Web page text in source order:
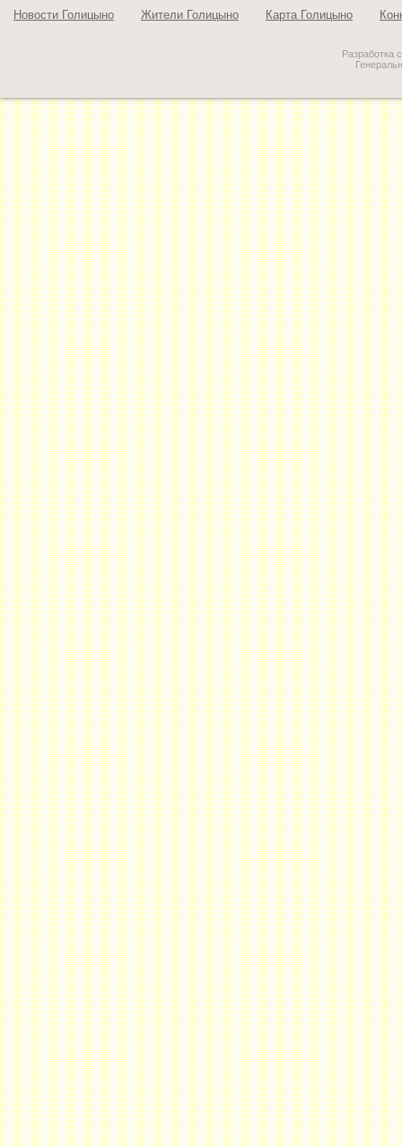
Новости Голицыно Жители Голицыно Карта Голицыно
Разработка